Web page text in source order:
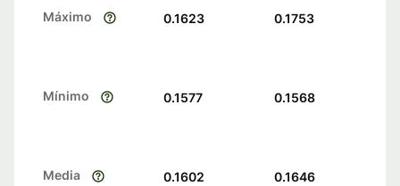
Máximo 0.1623 0.1753
Mínimo 0.1577 0.1568
Media 0.1602 0.1646